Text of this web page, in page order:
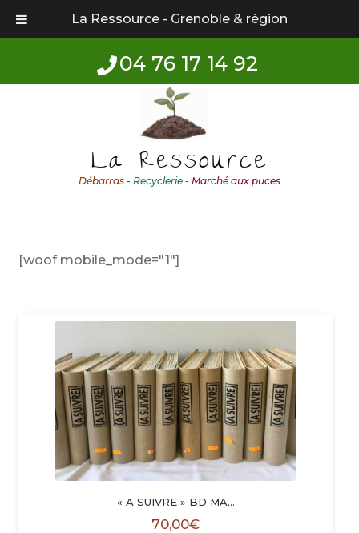
La Ressource - Grenoble & région
04 76 17 14 92
La Ressource
Débarras - Recyclerie - Marché aux puces
[woof mobile_mode="1"]
« A SUIVRE » BD MA…
70,00€